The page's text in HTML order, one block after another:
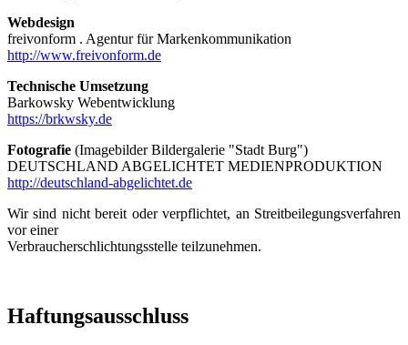
Webdesign
freivonform . Agentur für Markenkommunikation
http://www.freivonform.de
Technische Umsetzung
Barkowsky Webentwicklung
https://brkwsky.de
Fotografie (Imagebilder Bildergalerie "Stadt Burg")
DEUTSCHLAND ABGELICHTET MEDIENPRODUKTION
http://deutschland-abgelichtet.de
Wir sind nicht bereit oder verpflichtet, an Streitbeilegungsverfahren
vor einer
Verbraucherschlichtungsstelle teilzunehmen.
Haftungsausschluss